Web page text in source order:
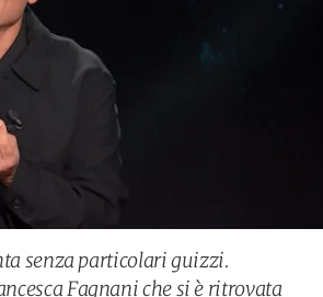
senza particolari guizzi.
Fagnani che si è ritrovata